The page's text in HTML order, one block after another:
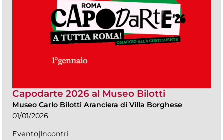
Capodarte 2026 al Museo Bilotti
Museo Carlo Bilotti Aranciera di Villa Borghese
01/01/2026
Evento|Incontri